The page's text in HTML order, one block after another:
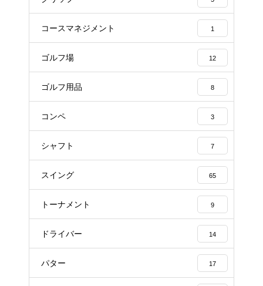
コースマネジメント 1
ゴルフ場 12
ゴルフ用品 8
コンペ 3
シャフト 7
スイング 65
トーナメント 9
ドライバー 14
パター 17